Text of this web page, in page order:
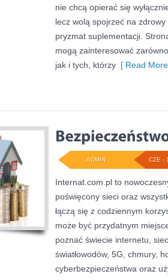
nie chcą opierać się
lecz wolą spojrzeć na
pryzmat suplementacji.
mogą zainteresować
jak i tych, którzy [ Read
CZE -
ADMIN
Internat.com.pl to
poświęcony sieci oraz
łączą się z codziennym
może być przydatnym
poznać świecie internetu,
światłowodów, 5G, chmury,
cyberbezpieczeństwa oraz